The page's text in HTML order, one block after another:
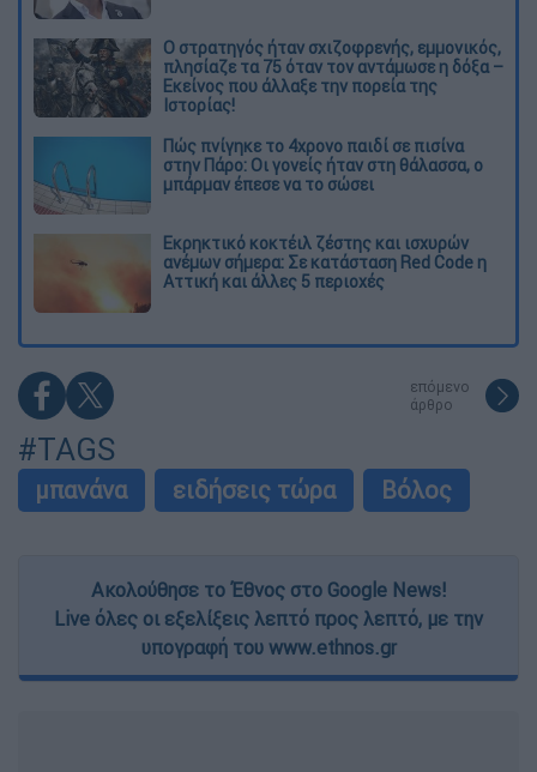
O στρατηγός ήταν σχιζοφρενής, εμμονικός,
πλησίαζε τα 75 όταν τον αντάμωσε η δόξα –
Εκείνος που άλλαξε την πορεία της
Ιστορίας!
Πώς πνίγηκε το 4χρονο παιδί σε πισίνα
στην Πάρο: Οι γονείς ήταν στη θάλασσα, ο
μπάρμαν έπεσε να το σώσει
Εκρηκτικό κοκτέιλ ζέστης και ισχυρών
ανέμων σήμερα: Σε κατάσταση Red Code η
Αττική και άλλες 5 περιοχές
επόμενο
άρθρο
#TAGS
μπανάνα ειδήσεις τώρα Βόλος
Ακολούθησε το Έθνος στο Google News!
Live όλες οι εξελίξεις λεπτό προς λεπτό, με την
υπογραφή του www.ethnos.gr